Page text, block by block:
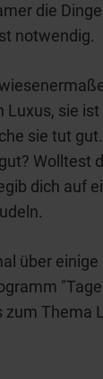
die
notwendig.
Luxus, sie ist
sie tut gut.
Wolltest
dich auf
über einige
zum Thema